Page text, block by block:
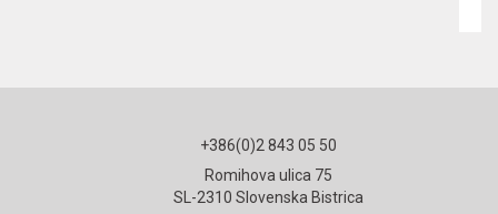
+386(0)2 843 05 50
Romihova ulica 75
SL-2310 Slovenska Bistrica